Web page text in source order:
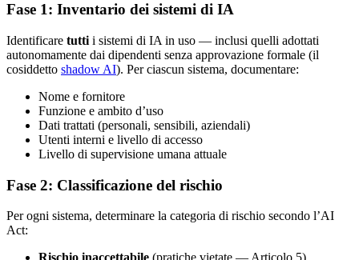
Fase 1: Inventario dei sistemi di IA
Identificare tutti i sistemi di IA in uso — inclusi quelli adottati
autonomamente dai dipendenti senza approvazione formale (il
cosiddetto shadow AI). Per ciascun sistema, documentare:
Nome e fornitore
Funzione e ambito d’uso
Dati trattati (personali, sensibili, aziendali)
Utenti interni e livello di accesso
Livello di supervisione umana attuale
Fase 2: Classificazione del rischio
Per ogni sistema, determinare la categoria di rischio secondo l’AI
Act: